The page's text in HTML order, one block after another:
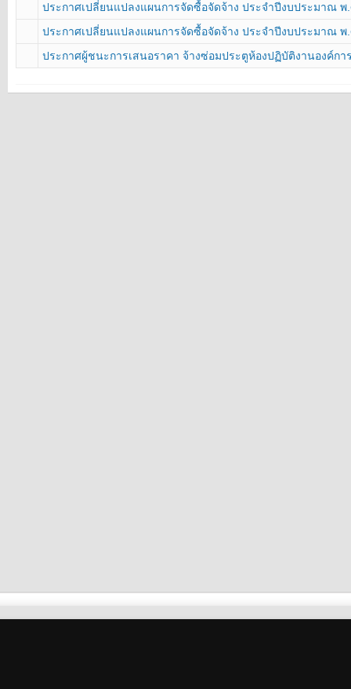
ประกาศเปลี่ยนแปลงแผนการจัดซื้อจัดจ้าง ประจำปีงบประมาณ
ประกาศเปลี่ยนแปลงแผนการจัดซื้อจัดจ้าง ประจำปีงบประมาณ
ประกาศผู้ชนะการเสนอราคา จ้างซ่อมประตูห้องปฏิบัติงานองค์ก